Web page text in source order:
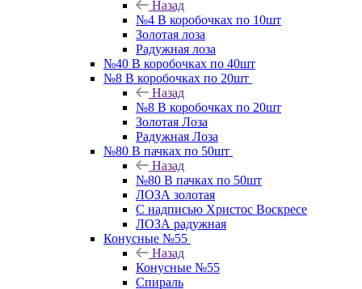
Назад
№4 В коробочках по 10шт
Золотая лоза
Радужная лоза
№40 В коробочках по 40шт
№8 В коробочках по 20шт
Назад
№8 В коробочках по 20шт
Золотая Лоза
Радужная Лоза
№80 В пачках по 50шт
Назад
№80 В пачках по 50шт
ЛОЗА золотая
С надписью Христос Воскресе
ЛОЗА радужная
Конусные №55
Назад
Конусные №55
Спираль